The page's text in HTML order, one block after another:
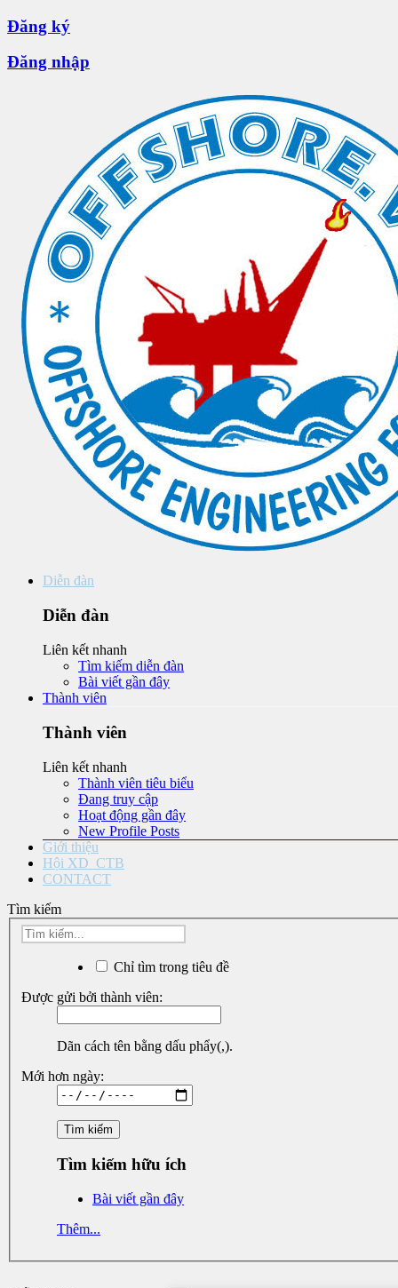
Đăng ký
Đăng nhập
Diễn đàn
Diễn đàn
Liên kết nhanh
Tìm kiếm diễn đàn
Bài viết gần đây
Thành viên
Thành viên
Liên kết nhanh
Thành viên tiêu biểu
Đang truy cập
Hoạt động gần đây
New Profile Posts
Giới thiệu
Hội XD_CTB
CONTACT
Tìm kiếm
Chỉ tìm trong tiêu đề
Được gửi bởi thành viên:
Dãn cách tên bằng dấu phẩy(,).
Mới hơn ngày:
Tìm kiếm hữu ích
Bài viết gần đây
Thêm...